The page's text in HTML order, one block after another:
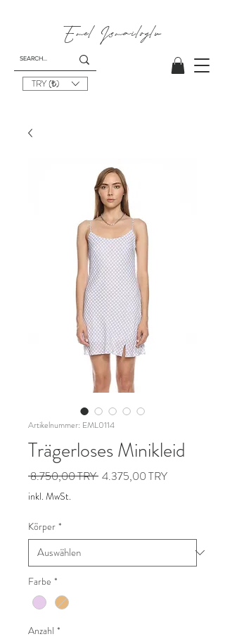
Emel Ismailoglu
TRY (₺)
Artikelnummer: EML0114
Trägerloses Minikleid
8.750,00 TRY Standardpreis
4.375,00 TRYSale-
inkl. MwSt.
Körper *
Farbe *
Anzahl *